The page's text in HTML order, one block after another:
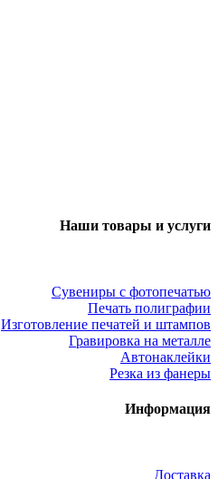
Наши товары и услуги
Сувениры с фотопечатью
Печать полиграфии
Изготовление печатей и штампов
Гравировка на металле
Автонаклейки
Резка из фанеры
Информация
Доставка